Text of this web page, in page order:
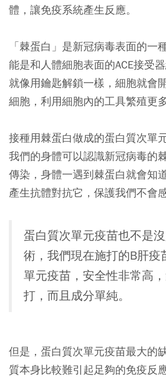
體，讓免疫系統產生反應。
「棘蛋白」是新冠病毒表面的一
能是和人體細胞表面的ACE接受
就像用鑰匙解鎖一樣，細胞就會
細胞，利用細胞內的工具繁殖更
接種用棘蛋白做成的蛋白質次單
我們的身體可以認識新冠病毒的
傳染，身體一遇到棘蛋白就會知
產生抗體對抗它，保護我們不會
蛋白質次單元疫苗也不是
術，我們現在施打的B肝疫
單元疫苗，安全性非常高
打，而且成分單純。
但是，蛋白質次單元疫苗最大的
質本身比較難引起足夠的免疫反